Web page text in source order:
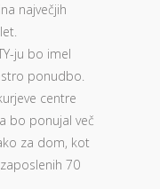
največjih
ju bo imel
ponudbo.
centre
bo ponujal več
za dom, kot
70